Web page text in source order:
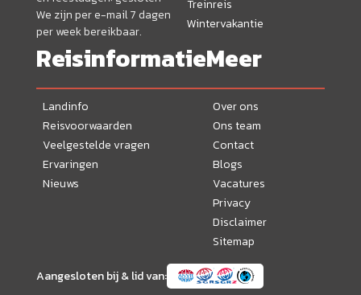
We zijn per e-mail 7 dagen
per week bereikbaar.
Treinreis
Wintervakantie
Reisinformatie
Landinfo
Reisvoorwaarden
Veelgestelde vragen
Ervaringen
Nieuws
Meer
Over ons
Ons team
Contact
Blogs
Vacatures
Privacy
Disclaimer
Sitemap
Aangesloten bij & lid van: